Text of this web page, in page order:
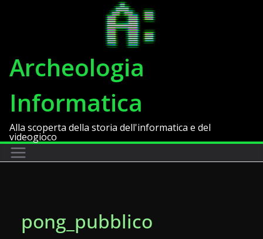
Archeologia
Informatica
Alla scoperta della storia dell'informatica e del
videogioco
pong_pubblico